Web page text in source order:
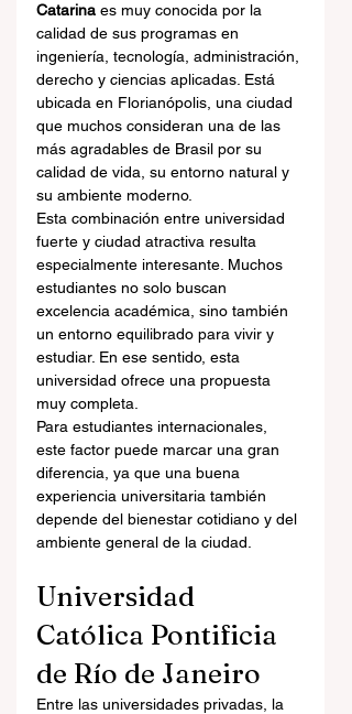
Catarina es muy conocida por la
calidad de sus programas en
ingeniería, tecnología, administración,
derecho y ciencias aplicadas. Está
ubicada en Florianópolis, una ciudad
que muchos consideran una de las
más agradables de Brasil por su
calidad de vida, su entorno natural y
su ambiente moderno.
Esta combinación entre universidad
fuerte y ciudad atractiva resulta
especialmente interesante. Muchos
estudiantes no solo buscan
excelencia académica, sino también
un entorno equilibrado para vivir y
estudiar. En ese sentido, esta
universidad ofrece una propuesta
muy completa.
Para estudiantes internacionales,
este factor puede marcar una gran
diferencia, ya que una buena
experiencia universitaria también
depende del bienestar cotidiano y del
ambiente general de la ciudad.
Universidad
Católica Pontificia
de Río de Janeiro
Entre las universidades privadas, la